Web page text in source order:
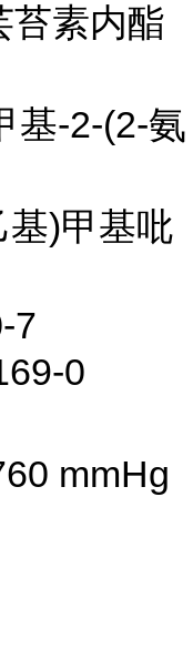
苔素内酯
基-2-(2-氨
)甲基吡
7
0
mmHg